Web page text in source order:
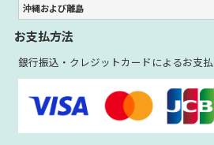
沖縄および離島
お支払方法
銀行振込・クレジットカードによるお支払